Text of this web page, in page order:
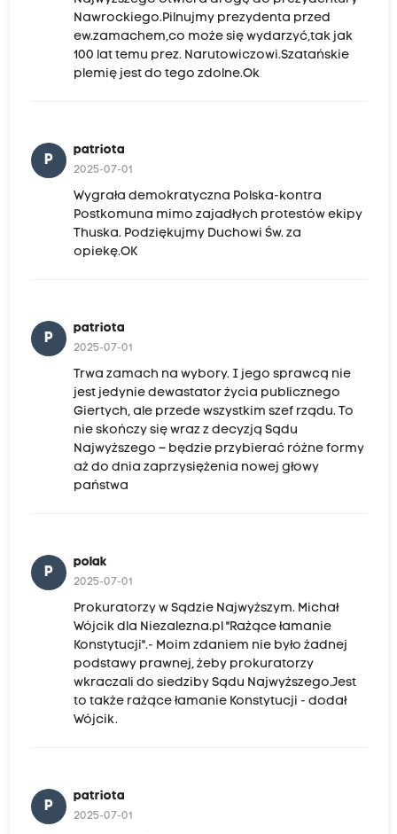
Nawrockiego.Pilnujmy prezydenta przed
ew.zamachem,co może się wydarzyć,tak jak
100 lat temu prez. Narutowiczowi.Szatańskie
plemię jest do tego zdolne.Ok
P
patriota
2025-07-01
Wygrała demokratyczna Polska-kontra
Postkomuna mimo zajadłych protestów ekipy
Thuska. Podziękujmy Duchowi Św. za
opiekę.OK
P
patriota
2025-07-01
Trwa zamach na wybory. I jego sprawcą nie
jest jedynie dewastator życia publicznego
Giertych, ale przede wszystkim szef rządu. To
nie skończy się wraz z decyzją Sądu
Najwyższego – będzie przybierać różne formy
aż do dnia zaprzysiężenia nowej głowy
państwa
P
polak
2025-07-01
Prokuratorzy w Sądzie Najwyższym. Michał
Wójcik dla Niezalezna.pl "Rażące łamanie
Konstytucji".- Moim zdaniem nie było żadnej
podstawy prawnej, żeby prokuratorzy
wkraczali do siedziby Sądu Najwyższego.Jest
to także rażące łamanie Konstytucji - dodał
Wójcik.
P
patriota
2025-07-01